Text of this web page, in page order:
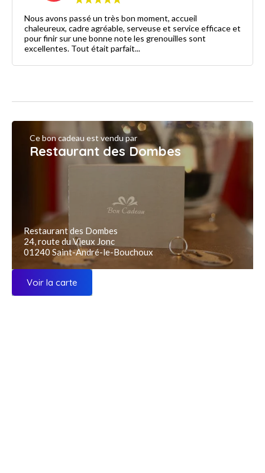
Nous avons passé un très bon moment, accueil
chaleureux, cadre agréable, serveuse et service efficace et
pour finir sur une bonne note les grenouilles sont
excellentes. Tout était parfait...
Ce bon cadeau est vendu par
Restaurant des Dombes
Restaurant des Dombes
24, route du Vieux Jonc
01240 Saint-André-le-Bouchoux
Voir la carte